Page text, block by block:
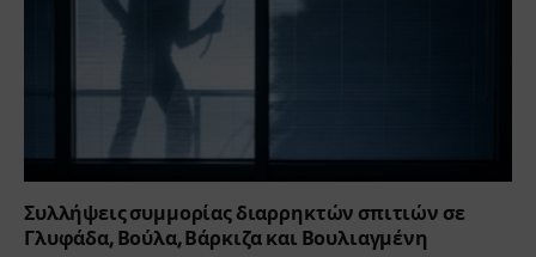
Συλλήψεις συμμορίας διαρρηκτών σπιτιών σε
Γλυφάδα, Βούλα, Βάρκιζα και Βουλιαγμένη